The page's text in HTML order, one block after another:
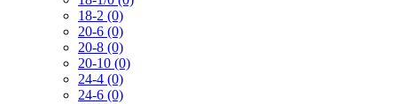
18-2 (0)
20-6 (0)
20-8 (0)
20-10 (0)
24-4 (0)
24-6 (0)